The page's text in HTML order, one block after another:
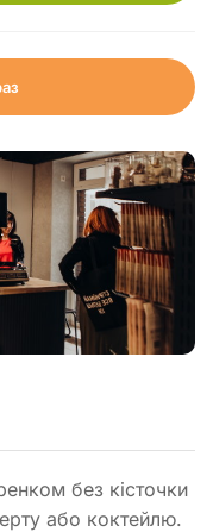
без кісточки
або коктейлю.